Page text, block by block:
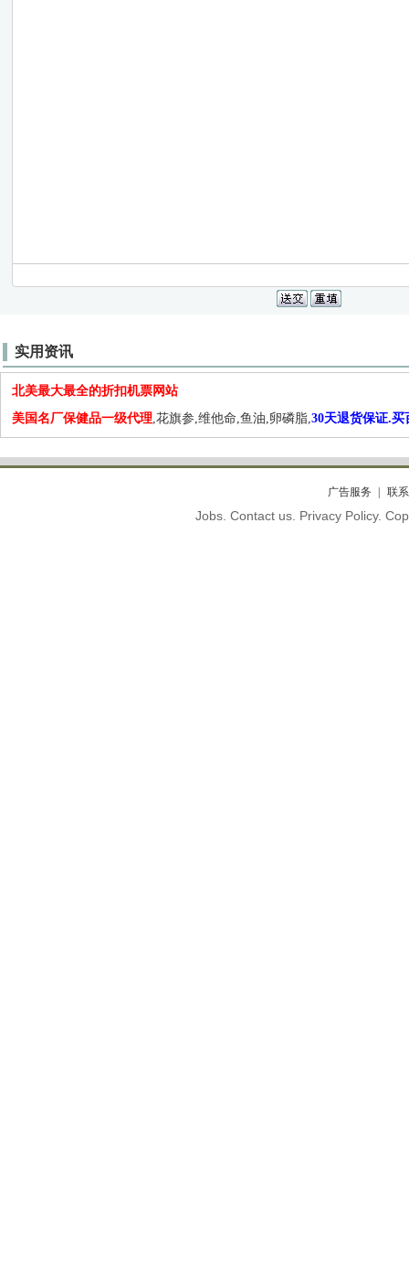
实用资讯
北美最大最全的折扣机票网站
美国名厂保健品一级代理,花旗参,维他命,鱼油,卵磷脂,30天退货保证.买
广告服务 联
Jobs. Contact us. Privacy Policy.